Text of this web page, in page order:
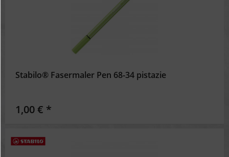
Stabilo® Fasermaler Pen 68-34 pistazie
1,00 € *